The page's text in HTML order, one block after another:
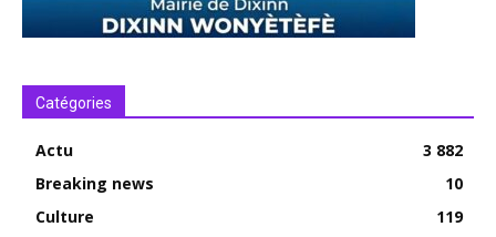
Catégories
Actu
3 882
Breaking news
10
Culture
119